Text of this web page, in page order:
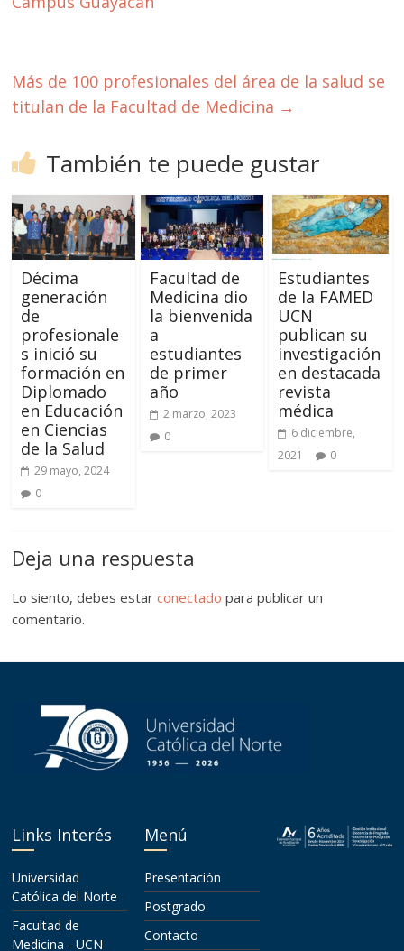
Más de 100 profesionales del área de la salud se
titulan de la Facultad de Medicina →
También te puede gustar
Décima
generación
de
profesionale
s inició su
formación en
Diplomado
en Educación
en Ciencias
de la Salud
29 mayo, 2024
0
Facultad de
Medicina dio
la bienvenida
a
estudiantes
de primer
año
2 marzo, 2023
0
Estudiantes
de la FAMED
UCN
publican su
investigación
en destacada
revista
médica
6 diciembre,
2021
0
Deja una respuesta
Lo siento, debes estarconectado para publicar un
comentario.
Links Interés
Universidad
Católica del Norte
Facultad de
Medicina - UCN
Menú
Presentación
Postgrado
Contacto